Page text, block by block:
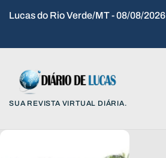
Lucas do Rio Verde/MT - 08/08/
SUA REVISTA VIRTUAL DIÁRIA.